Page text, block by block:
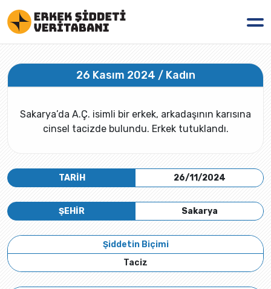
26 Kasım 2024 / Kadın
Sakarya’da A.Ç. isimli bir erkek, arkadaşının karısına
cinsel tacizde bulundu. Erkek tutuklandı.
TARİH 26/11/2024
Sakarya
ŞEHİR
Şiddetin Biçimi
Taciz